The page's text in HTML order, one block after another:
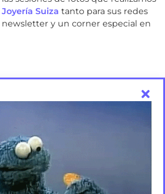
Joyería Suiza tanto para sus redes
newsletter y un corner especial en